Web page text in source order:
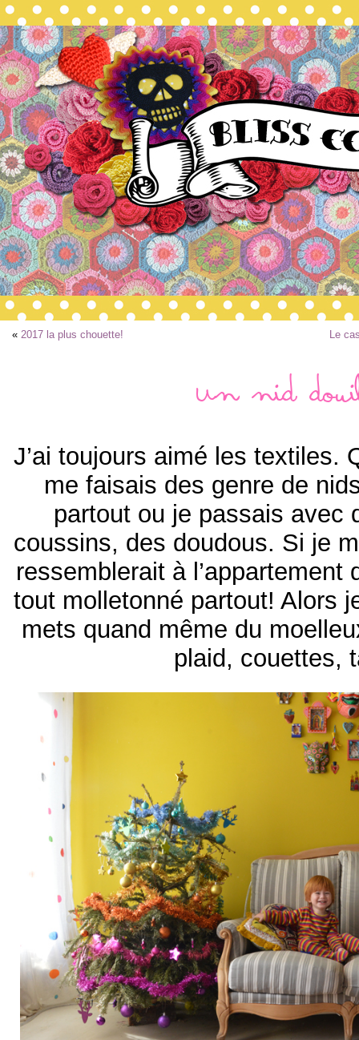
« 2017 la plus chouette! Le
Un nid
J’ai toujours aimé les textiles.
me faisais des genre de
partout ou je passais avec
coussins, des doudous. Si je
ressemblerait à l’appartement
tout molletonné partout! Alors
mets quand même du
plaid, couettes,